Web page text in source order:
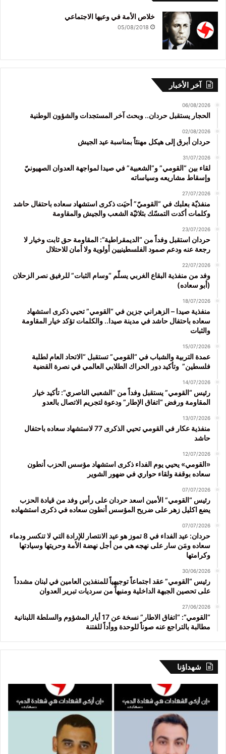
خلاص الأمة في وعيها الاجتماعي
05/08/2018
آخر الأخبار
06/08/2026
الحجار يستقبل حردان.. وبحث آخر المستجدات والشؤون الوطنية
02/08/2026
حردان أبرق إلى هيكل مهنئاً بمناسبة عيد الجيش
31/07/2026
لقاء بين “القومي” و”الشعبية” في صيدا لمواجهة العدوان الصهيونيّ
وإسقاط مشاريعه وسياساته
27/07/2026
منفذيّة بعلبك في “القوميّ” أحيَت ذكرى استشهاد سعاده باحتفال حاشد
وكلمات أكدت التمسّك بثلاثيّة الشعب والجيش والمقاومة
23/07/2026
حردان استقبل وفداً من “الديمقراطية”: المقاومة حق ثابت وخيار لا
رجعة عنه ودعم صمود الفلسطينيين أولوية ولا أمان للاحتلال
22/07/2026
وفد من منفذية البقاع الغربي يسلّم “وسام الثبات” للرفيق نصر الزحلان
(أبو سعاده)
18/07/2026
منفذية صيدا – الزهراني جزين في “القومي” تحيي ذكرى استشهاد
سعاده باحتفال حاشد في مدينة صيدا.. والكلمات تؤكد خيار المقاومة
والثبات
15/07/2026
عمدة التربية والشباب في “القومي” تستقبل “الاتحاد العام لطلبة
فلسطين” وتأكيد دور الحراك الطلابي العالمي في نصرة القضية
14/07/2026
رئيس “القومي” يستقبل وفداً من “الشعبي الناصري”: تأكيد خيار
المقاومة ورفض “اتفاق الإطار” ودعوة لتجريم الاتصال بالعدو
13/07/2026
منفذية عكار في القومي تحيي الذكرى 77 لاستشهاد سعاده باحتفال
حاشد
12/07/2026
«القومي» يحيي يوم الفداء ذكرى استشهاد مؤسس الحزب أنطون
سعاده بوقفة ولقاء حواري في ضهور الشوير
07/07/2026
رئيس “القومي” الأمين اسعد حردان على رأس وفد من قيادة الحزب
يضع اكليل زهر على ضريح المؤسس أنطون سعاده في ذكرى استشهاده
07/07/2026
حردان: عيد الفداء في 8 تموز هو عيد الانتصار للإرادة التي لا تنكسر ودماء
سعاده ومَن سار على نهجه هي من أجل نهضة الأمة وحريتها وسيادتها
وكرامتها
30/06/2026
رئيس “القومي” عقد اجتماعاً توجيهياً للمنفذين العامين في لبنان مشدداً
على تحصين الجبهة الداخلية ومنبهاً من سرديات تبرير العدوان
27/06/2026
“القومي”: “اتفاق الاطار” نسخة عن 17 أيار المشؤوم والسلطة اللبنانية
مطالبة بالتراجع عنه صوناً للوحدة ووأداً للفتنة
شهداؤنا